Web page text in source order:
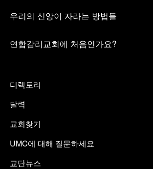
우리의 신앙이 자라는 방법들
연합감리교회에 처음인가요?
디렉토리
달력
교회찾기
UMC에 대해 질문하세요
교단뉴스